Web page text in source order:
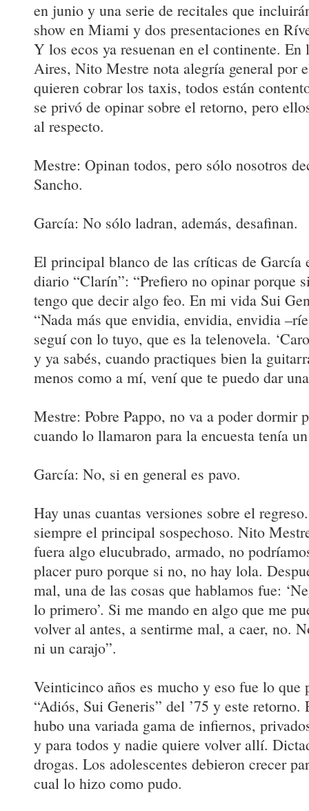
en junio y una serie de recitales que
show en Miami y dos presentaciones en
Y los ecos ya resuenan en el continente. En
Aires, Nito Mestre nota alegría general por
quieren cobrar los taxis, todos están
se privó de opinar sobre el retorno, pero
al respecto.
Mestre: Opinan todos, pero sólo nosotros
Sancho.
García: No sólo ladran, además, desafinan.
El principal blanco de las críticas de García
diario “Clarín”: “Prefiero no opinar porque
tengo que decir algo feo. En mi vida Sui
“Nada más que envidia, envidia, envidia
seguí con lo tuyo, que es la telenovela.
y ya sabés, cuando practiques bien la
menos como a mí, vení que te puedo dar
Mestre: Pobre Pappo, no va a poder dormir
cuando lo llamaron para la encuesta tenía
García: No, si en general es pavo.
Hay unas cuantas versiones sobre el
siempre el principal sospechoso. Nito
fuera algo elucubrado, armado, no
placer puro porque si no, no hay lola.
mal, una de las cosas que hablamos fue:
lo primero’. Si me mando en algo que me
volver al antes, a sentirme mal, a caer, no.
ni un carajo”.
Veinticinco años es mucho y eso fue lo que
“Adiós, Sui Generis” del ’75 y este
hubo una variada gama de infiernos,
y para todos y nadie quiere volver allí.
drogas. Los adolescentes debieron crecer
cual lo hizo como pudo.